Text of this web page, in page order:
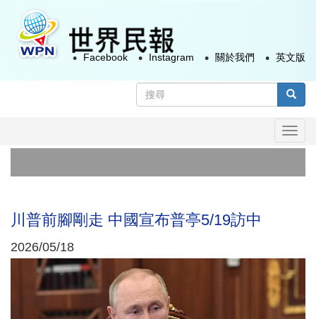
容
搜
尋
Facebook Instagram 關於我們 英文版
川普前腳剛走 中國宣布普亭5/19訪中
2026/05/18